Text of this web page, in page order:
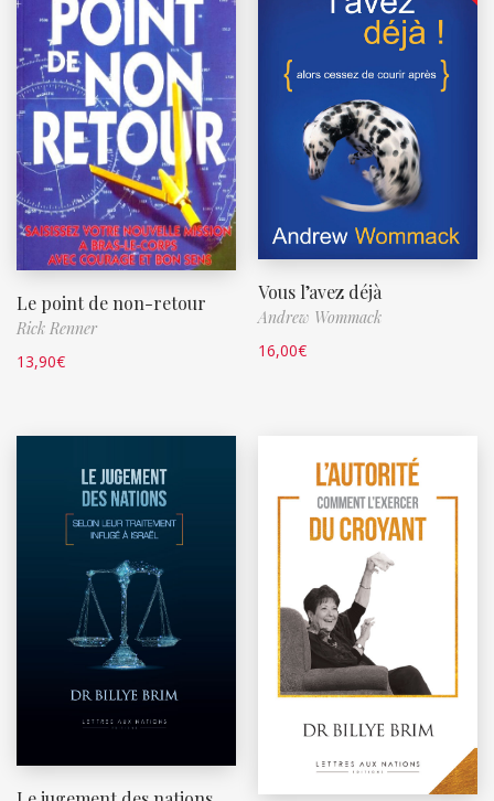
Le point de non-retour
Rick Renner
13,90€
Vous l’avez déjà
Andrew Wommack
16,00€